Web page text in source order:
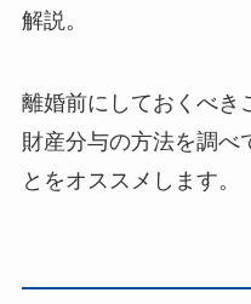
解説。
離婚前にしておくべき
財産分与の方法を調べ
とをオススメします。